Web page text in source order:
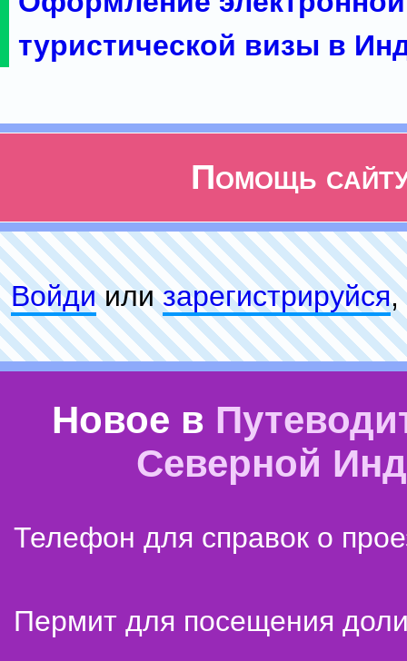
туристической визы в
Помощь
Войдиилизарeгиcтpируйся,
Новое в
Северной
Телефон для справок о
Пермит для посещения